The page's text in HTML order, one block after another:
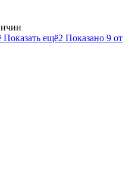
Показать ещё2 Показано 9 от